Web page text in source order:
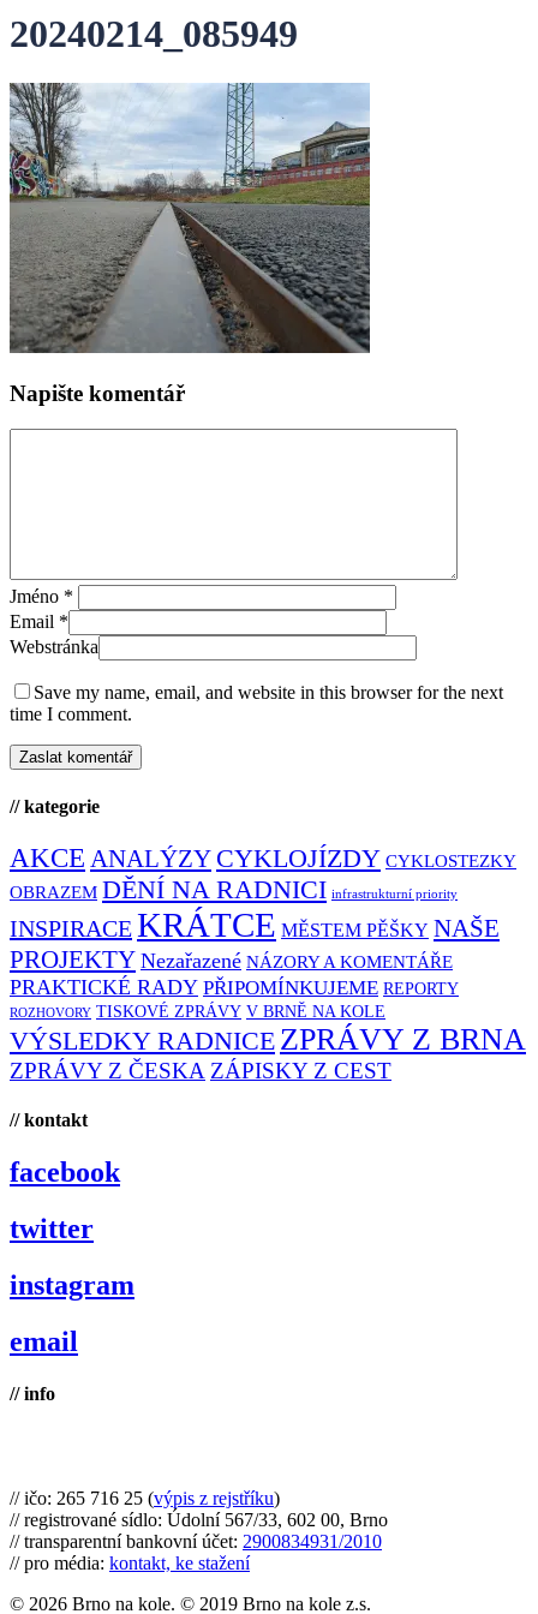
20240214_085949
Napište komentář
Jméno *
Email *
Webstránka
Save my name, email, and website in this browser for the next
time I comment.
// kategorie
AKCE ANALÝZY CYKLOJÍZDY CYKLOSTEZKY
OBRAZEM DĚNÍ NA RADNICI infrastrukturní priority
INSPIRACEKRÁTCE MĚSTEM PĚŠKY NAŠE
PROJEKTY Nezařazené NÁZORY A KOMENTÁŘE
PRAKTICKÉ RADY PŘIPOMÍNKUJEME REPORTY
ROZHOVORY TISKOVÉ ZPRÁVY V BRNĚ NA KOLE
VÝSLEDKY RADNICE ZPRÁVY Z BRNA
ZPRÁVY Z ČESKA ZÁPISKY Z CEST
// kontakt
facebook
twitter
instagram
email
// info
// ičo: 265 716 25 (výpis z rejstříku)
// registrované sídlo: Údolní 567/33, 602 00, Brno
// transparentní bankovní účet: 2900834931/2010
// pro média: kontakt, ke stažení
© 2026 Brno na kole. © 2019 Brno na kole z.s.